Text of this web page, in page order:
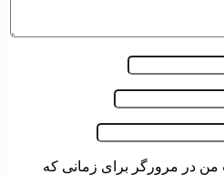
من در مرورگر برای زمانی که